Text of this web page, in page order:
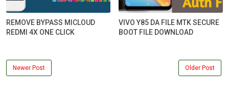
REMOVE BYPASS MICLOUD
REDMI 4X ONE CLICK
VIVO Y85 DA FILE MTK SECURE
BOOT FILE DOWNLOAD
Newer Post Older Post